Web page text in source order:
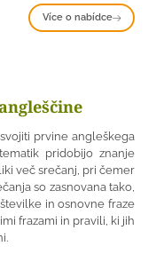
Více o nabídce
prvine angleškega
pridobijo znanje
več srečanj, pri čemer
so zasnovana tako,
in osnovne fraze
frazami in pravili, ki jih